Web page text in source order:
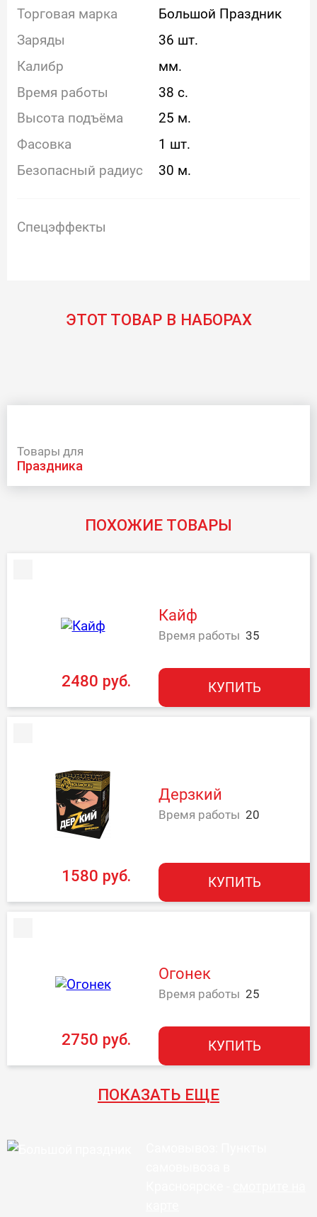
Торговая марка
Большой Праздник
Заряды
36 шт.
Калибр
мм.
Время работы
38 с.
Высота подъёма
25 м.
Фасовка
1 шт.
Безопасный радиус
30 м.
Спецэффекты
ЭТОТ ТОВАР В НАБОРАХ
Товары для
праздника
ПОХОЖИЕ ТОВАРЫ
Кайф
Время работы 35
2480 руб. КУПИТЬ
Дерзкий
Время работы 20
1580 руб. КУПИТЬ
Огонек
Время работы 25
2750 руб. КУПИТЬ
ПОКАЗАТЬ ЕЩЕ